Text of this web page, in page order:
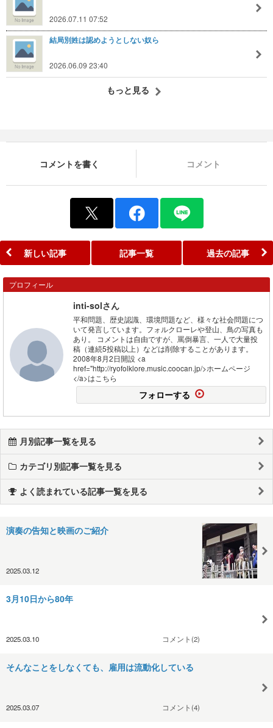
2026.07.11 07:52
結局別姓は認めようとしない奴ら
2026.06.09 23:40
もっと見る
コメントを書く コメント
新しい記事 記事一覧 過去の記事
プロフィール
inti-solさん
平和問題、歴史認識、環境問題など、様々な社会問題につ
いて発言しています。フォルクローレや登山、鳥の写真も
あり。 コメントは自由ですが、罵倒暴言、一人で大量投
稿（連続5投稿以上）などは削除することがあります。
2008年8月2日開設 <a
href="http://ryofolklore.music.coocan.jp/>ホームページ
</a>はこちら
フォローする
月別記事一覧を見る
カテゴリ別記事一覧を見る
よく読まれている記事一覧を見る
演奏の告知と映画のご紹介
2025.03.12
3月10日から80年
2025.03.10 コメント(2)
そんなことをしなくても、雇用は流動化している
2025.03.07 コメント(4)